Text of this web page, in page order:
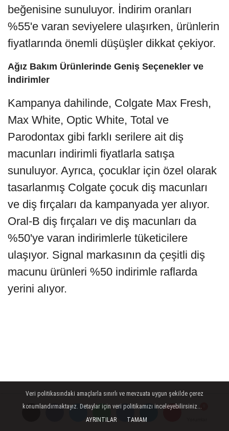
beğenisine sunuluyor. İndirim oranları
%55'e varan seviyelere ulaşırken, ürünlerin
fiyatlarında önemli düşüşler dikkat çekiyor.
Ağız Bakım Ürünlerinde Geniş Seçenekler ve
İndirimler
Kampanya dahilinde, Colgate Max Fresh,
Max White, Optic White, Total ve
Parodontax gibi farklı serilere ait diş
macunları indirimli fiyatlarla satışa
sunuluyor. Ayrıca, çocuklar için özel olarak
tasarlanmış Colgate çocuk diş macunları
ve diş fırçaları da kampanyada yer alıyor.
Oral-B diş fırçaları ve diş macunları da
%50'ye varan indirimlerle tüketicilere
ulaşıyor. Signal markasının da çeşitli diş
macunu ürünleri %50 indirimle raflarda
yerini alıyor.
Veri politikasındaki amaçlarla sınırlı ve mevzuata uygun şekilde çerez
konumlandırmaktayız. Detaylar için veri politikamızı inceleyebilirsiniz...
AYRINTILAR
TAMAM